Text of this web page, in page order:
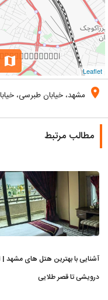
Leaflet
map
location_on مشهد، خیابان طبرسی،
مطالب مرتبط
آشنایی با بهترین هتل های مشهد |
درویشی تا قصر طلایی